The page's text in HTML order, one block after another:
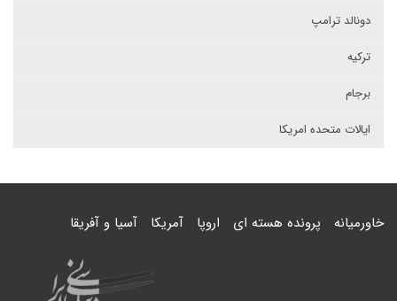
دونالد ترامپ
ترکیه
برجام
ایالات متحده امریکا
خاورمیانه پرونده هسته ای اروپا آمریکا آسیا و آفریقا